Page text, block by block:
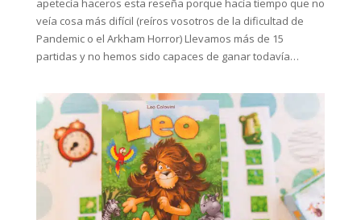
apetecía haceros esta reseña porque hacía tiempo que no
veía cosa más difícil (reíros vosotros de la dificultad de
Pandemic o el Arkham Horror) Llevamos más de 15
partidas y no hemos sido capaces de ganar todavía…